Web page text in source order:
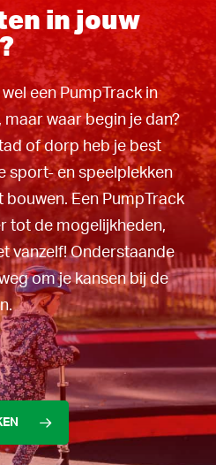
in jouw
een PumpTrack in
waar begin je dan?
of dorp heb je best
sport- en speelplekken
Een PumpTrack
tot de mogelijkheden,
vanzelf! Onderstaande
om je kansen bij de